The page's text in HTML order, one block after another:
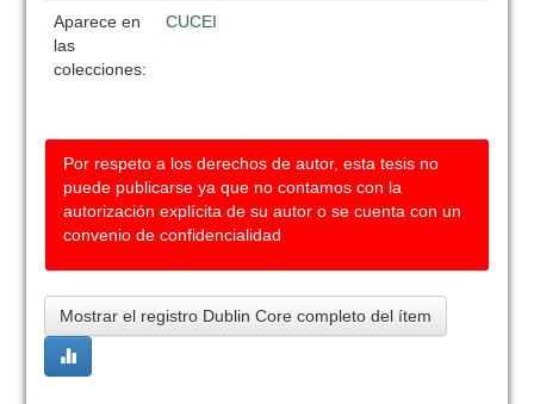
Aparece en
las
colecciones:
CUCEI
Por respeto a los derechos de autor, esta tesis no
puede publicarse ya que no contamos con la
autorización explícita de su autor o se cuenta con un
convenio de confidencialidad
Mostrar el registro Dublin Core completo del ítem